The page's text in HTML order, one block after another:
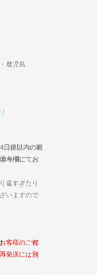
鹿児島
日後以内の範
考欄にてお
遠すぎたり
いますので
客様のご都
発送には別